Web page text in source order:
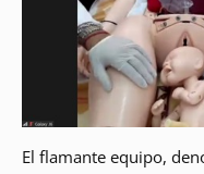
El flamante equipo,